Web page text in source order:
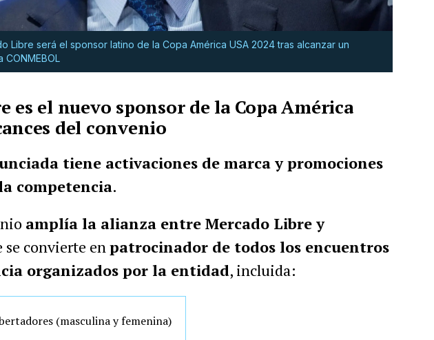
Libre será el sponsor latino de la Copa América USA 2024 tras alcanzar un
es el nuevo sponsor de la Copa América
del convenio
tiene activaciones de marca y promociones
competencia.
amplía la alianza entre Mercado Libre y
se convierte enpatrocinador de todos los encuentros
organizados por la entidad, incluida:
(masculina y femenina)